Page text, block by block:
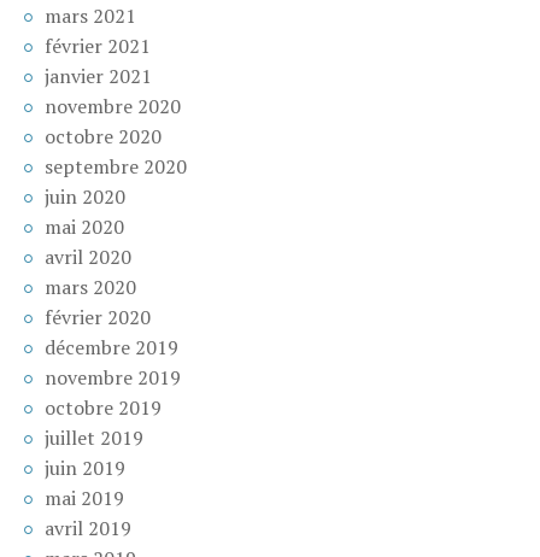
mars 2021
février 2021
janvier 2021
novembre 2020
octobre 2020
septembre 2020
juin 2020
mai 2020
avril 2020
mars 2020
février 2020
décembre 2019
novembre 2019
octobre 2019
juillet 2019
juin 2019
mai 2019
avril 2019